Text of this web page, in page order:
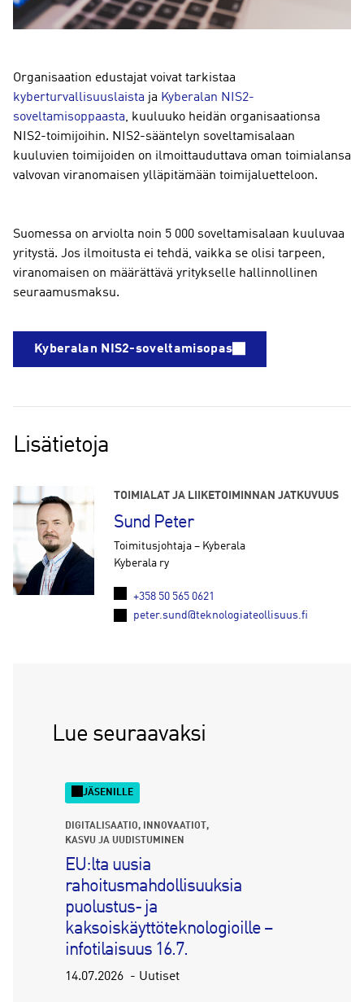
Organisaation edustajat voivat tarkistaa
kyberturvallisuuslaista ja Kyberalan NIS2-
soveltamisoppaasta, kuuluuko heidän organisaationsa
NIS2-toimijoihin. NIS2-sääntelyn soveltamisalaan
kuuluvien toimijoiden on ilmoittauduttava oman toimialansa
valvovan viranomaisen ylläpitämään toimijaluetteloon.
Suomessa on arviolta noin 5 000 soveltamisalaan kuuluvaa
yritystä. Jos ilmoitusta ei tehdä, vaikka se olisi tarpeen,
viranomaisen on määrättävä yritykselle hallinnollinen
seuraamusmaksu.
Kyberalan NIS2-soveltamisopas
Lisätietoja
TOIMIALAT JA LIIKETOIMINNAN JATKUVUUS
Sund Peter
Toimitusjohtaja – Kyberala
Kyberala ry
+358 50 565 0621
peter.sund@teknologiateollisuus.fi
Lue seuraavaksi
DIGITALISAATIO
INNOVAATIOT
KASVU JA UUDISTUMINEN
EU:lta uusia
rahoitusmahdollisuuksia
puolustus- ja
kaksoiskäyttöteknologioille –
infotilaisuus 16.7.
14.07.2026 Uutiset
JÄSENILLE